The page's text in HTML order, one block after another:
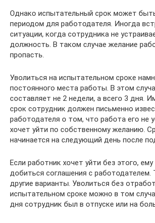
Однако испытательный срок может
периодом для работодателя. Иногда
ситуации, когда сотрудника не
должность. В таком случае желание
пропасть.
Уволиться на испытательном сроке
постоянного места работы. В этом
составляет не 2 недели, а всего 3 дня.
срок сотрудник должен письменно
работодателя о том, что работа его не
хочет уйти по собственному желанию.
начинается на следующий день после
Если работник хочет уйти без этого,
добиться соглашения с работодателем.
другие варианты. Уволиться без
испытательном сроке можно в том
дня сотрудник был в отпуске или на